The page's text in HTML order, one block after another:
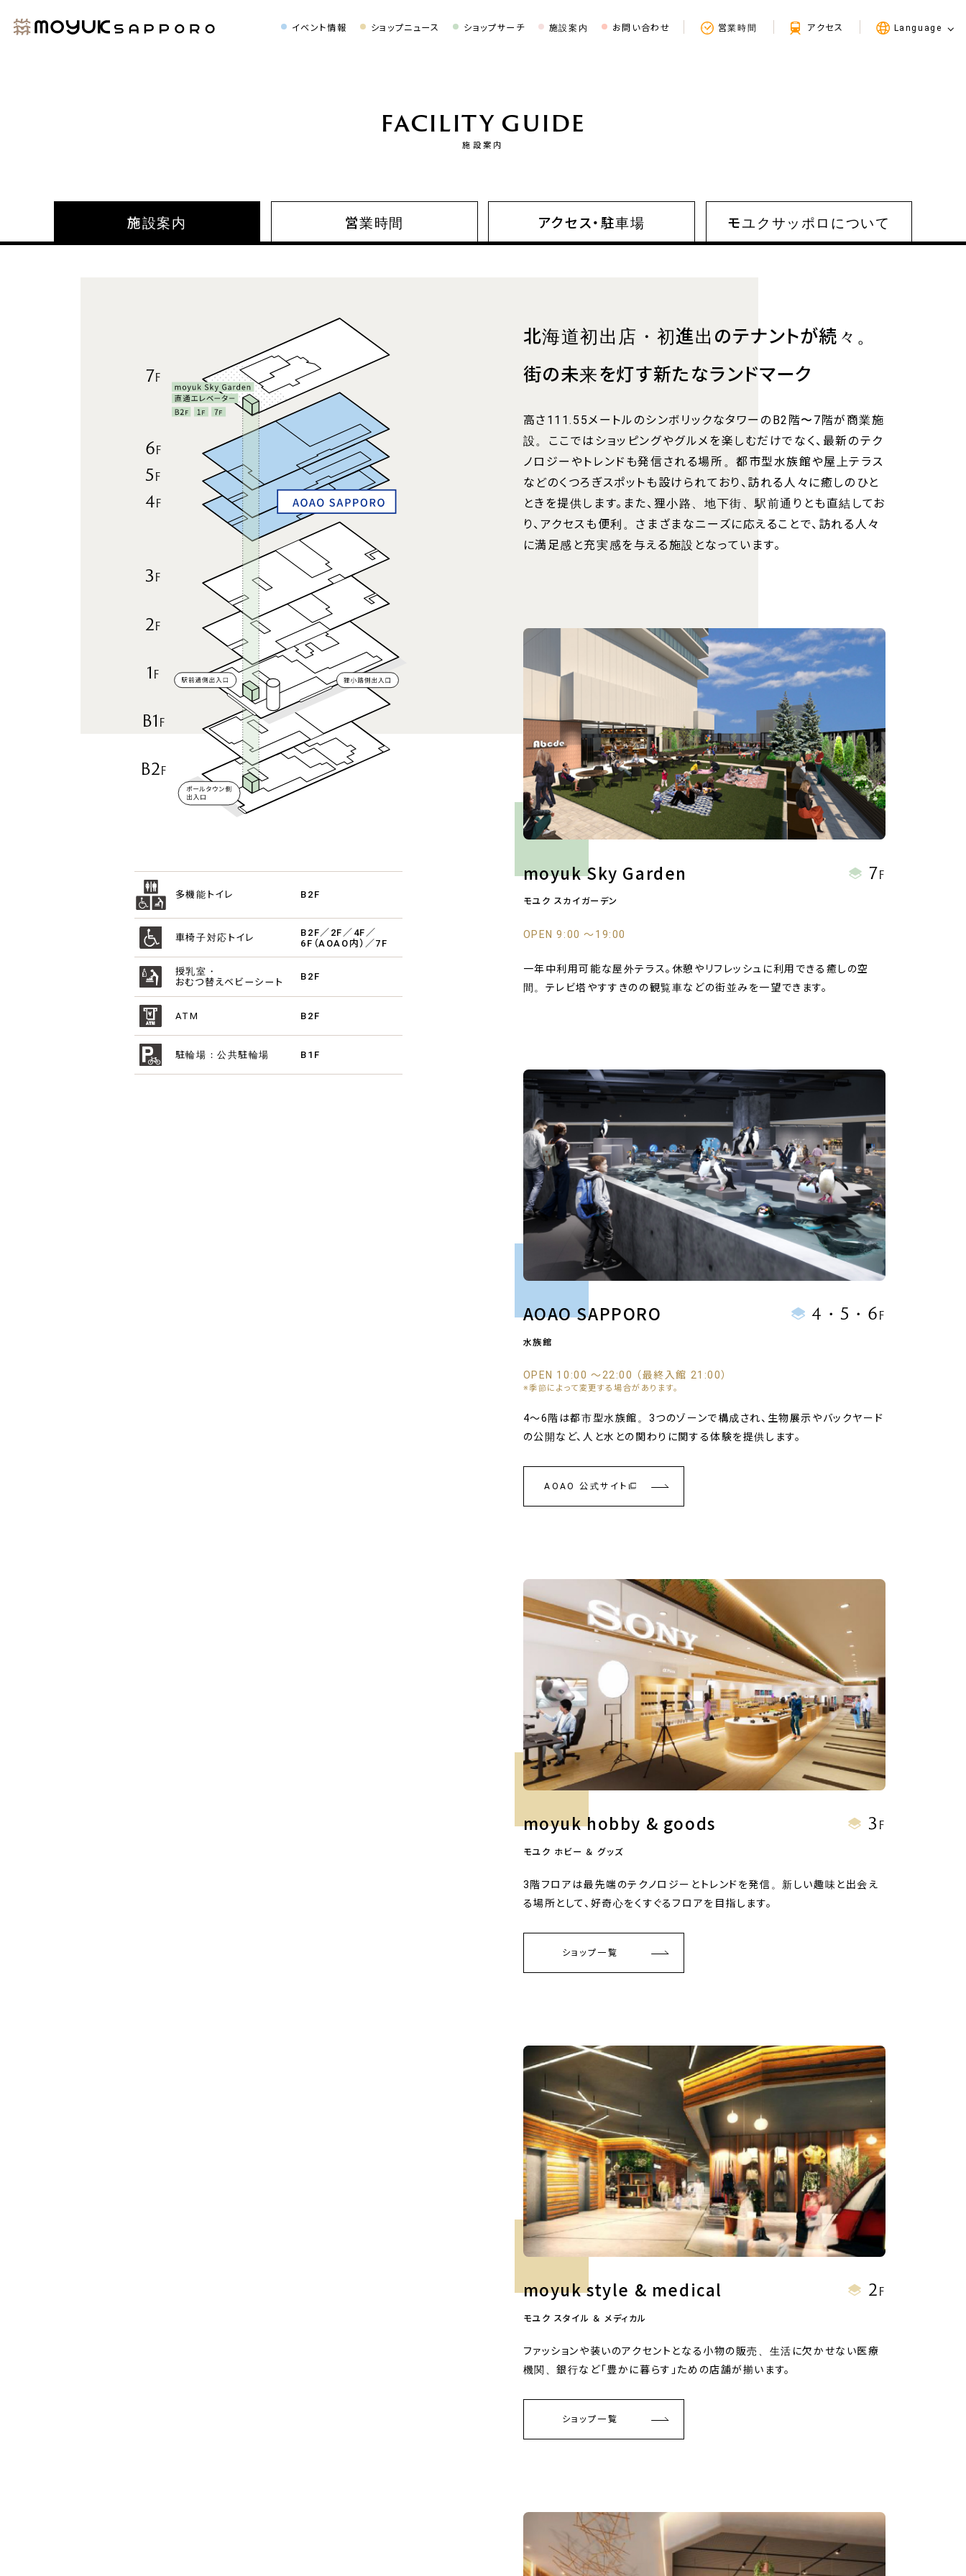
イベント情報 ショップニュース ショップサーチ 施設案内 お問い合わせ 営業時間 アクセス Language
FACILITY GUIDE
施設案内
施設案内 営業時間 アクセス・ 駐車場 モユクサッポロ について
7F
6F
5F
4F
3F
2F
1 F
B1 F
B2F
多機能トイレ B2F
車椅子対応トイレ
B2F／2F／4F／
6F（AOAO内）／7F
授乳室・
おむつ替えベビーシート
B2F
ATM B2F
駐輪場：公共駐輪場 B1F
北海道初出店・初進出のテナントが続々。
街の未来を灯す新たなランドマーク
高さ111.55メートルのシンボリックなタワーのB2階〜7階が商業施
設。ここではショッピングやグルメを楽しむだけでなく、最新のテク
ノロジーやトレンドも発信される場所。都市型水族館や屋上テラス
などのくつろぎスポットも設けられており、訪れる人々に癒しのひと
ときを提供します。また、狸小路、地下街、駅前通りとも直結してお
り、アクセスも便利。さまざまなニーズに応えることで、訪れる人々
に満足感と充実感を与える施設となっています。
7F
moyuk Sky Garden
モユク スカイガーデン
OPEN 9:00 〜19:00
一年中利用可能な屋外テラス。休憩やリフレッシュに利用できる癒しの空
間。テレビ塔やすすきのの観覧車などの街並みを一望できます。
4・5・6F
AOAO SAPPORO
⽔族館
OPEN 10:00 〜22:00 （最終⼊館 21:00）
※季節によって変更する場合があります。
4〜6階は都市型水族館。3つのゾーンで構成され、生物展示やバックヤード
の公開など、人と水との関わりに関する体験を提供します。
AOAO 公式サイト
3F
moyuk hobby & goods
モユク ホビー ＆ グッズ
3階フロアは最先端のテクノロジーとトレンドを発信。新しい趣味と出会え
る場所として、好奇心をくすぐるフロアを目指します。
ショップ一覧
2F
moyuk style & medical
モユク スタイル ＆ メディカル
ファッションや装いのアクセントとなる小物の販売、生活に欠かせない医療
機関、銀行など「豊かに暮らす」ための店舗が揃います。
ショップ一覧